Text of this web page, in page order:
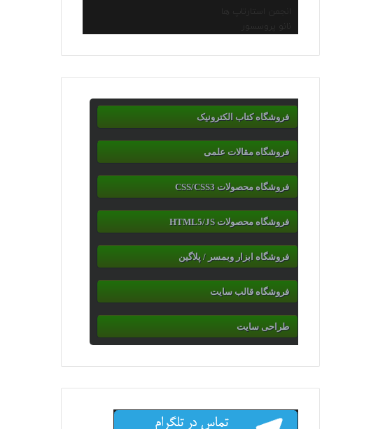
انجمن استارتاپ ها
نانو پروسسور
فروشگاه کتاب الکترونیک
فروشگاه مقالات علمی
فروشگاه محصولات CSS/CSS3
فروشگاه محصولات HTML5/JS
فروشگاه ابزار وبمسر / پلاگین
فروشگاه قالب سایت
طراحی سایت